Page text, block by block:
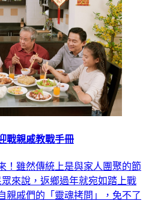
戰親戚教戰手冊
！雖然傳統上是與家人團聚的節
來說，返鄉過年就宛如踏上戰
親戚們的「靈魂拷問」，免不了